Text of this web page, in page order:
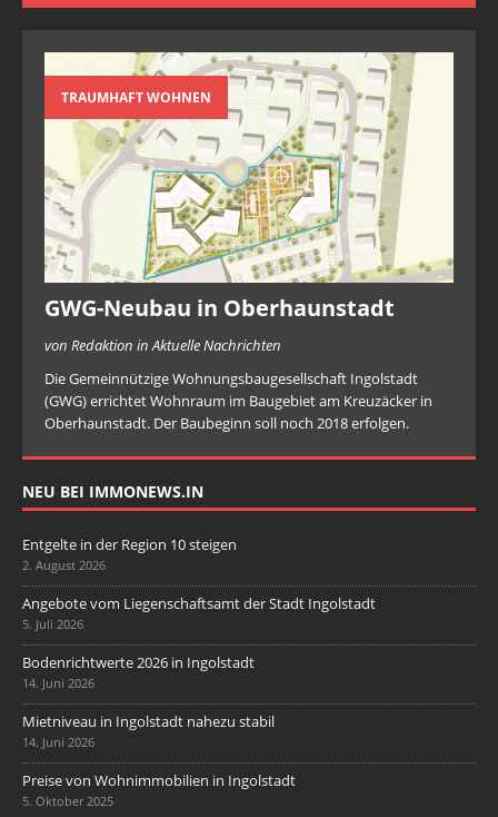
TRAUMHAFT WOHNEN
GWG-Neubau in Oberhaunstadt
von Redaktion in Aktuelle Nachrichten
Die Gemeinnützige Wohnungsbaugesellschaft Ingolstadt
(GWG) errichtet Wohnraum im Baugebiet am Kreuzäcker in
Oberhaunstadt. Der Baubeginn soll noch 2018 erfolgen.
NEU BEI IMMONEWS.IN
Entgelte in der Region 10 steigen
2. August 2026
Angebote vom Liegenschaftsamt der Stadt Ingolstadt
5. Juli 2026
Bodenrichtwerte 2026 in Ingolstadt
14. Juni 2026
Mietniveau in Ingolstadt nahezu stabil
14. Juni 2026
Preise von Wohnimmobilien in Ingolstadt
5. Oktober 2025